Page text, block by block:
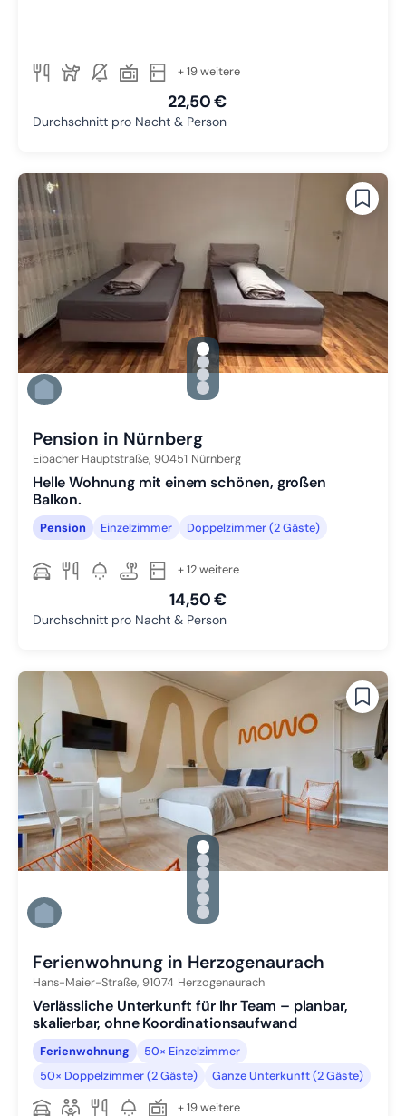
+ 19 weitere
22,50 €
Durchschnitt pro Nacht & Person
gallery.slide_selector
Zu Slide 1 wechseln
Zu Slide 2 wechseln
Zu Slide 3 wechseln
Zu Slide 4 wechseln
Pension in Nürnberg
Eibacher Hauptstraße, 90451 Nürnberg
Helle Wohnung mit einem schönen, großen
Balkon.
Pension Einzelzimmer Doppelzimmer (2 Gäste)
+ 12 weitere
14,50 €
Durchschnitt pro Nacht & Person
gallery.slide_selector
Zu Slide 1 wechseln
Zu Slide 2 wechseln
Zu Slide 3 wechseln
Zu Slide 4 wechseln
Zu Slide 5 wechseln
Zu Slide 6 wechseln
Ferienwohnung in Herzogenaurach
Hans-Maier-Straße, 91074 Herzogenaurach
Verlässliche Unterkunft für Ihr Team – planbar,
skalierbar, ohne Koordinationsaufwand
Ferienwohnung
50× Einzelzimmer
50× Doppelzimmer (2 Gäste)
Ganze Unterkunft (2 Gäste)
+ 19 weitere